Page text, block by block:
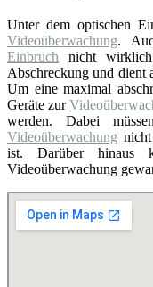
Unter dem optischen
Videoüberwachung.
Einbruch nicht
Abschreckung und dient
Um eine maximal
Geräte zur
werden. Dabei
Videoüberwachung
ist. Darüber hinaus
Videoüberwachung